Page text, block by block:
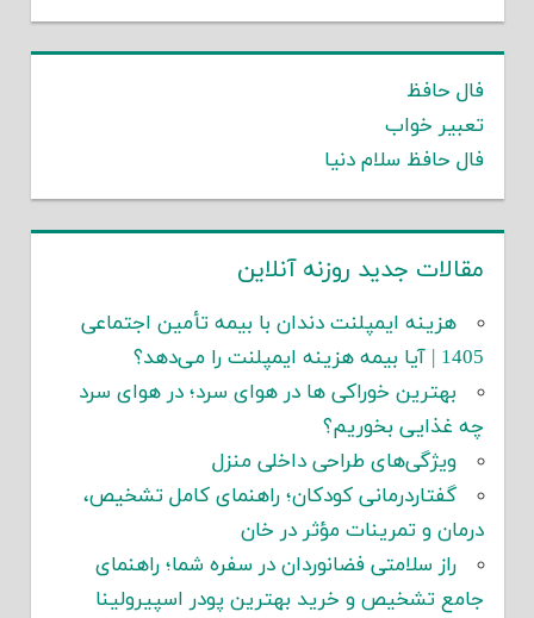
فال حافظ
تعبیر خواب
فال حافظ سلام دنیا
مقالات جدید روزنه آنلاین
هزینه ایمپلنت دندان با بیمه تأمین اجتماعی
1405 | آیا بیمه هزینه ایمپلنت را می‌دهد؟
بهترین خوراکی ها در هوای سرد؛ در هوای سرد
چه غذایی بخوریم؟
ویژگی‌های طراحی داخلی منزل
گفتاردرمانی کودکان؛ راهنمای کامل تشخیص،
درمان و تمرینات مؤثر در خان
راز سلامتی فضانوردان در سفره شما؛ راهنمای
جامع تشخیص و خرید بهترین پودر اسپیرولینا